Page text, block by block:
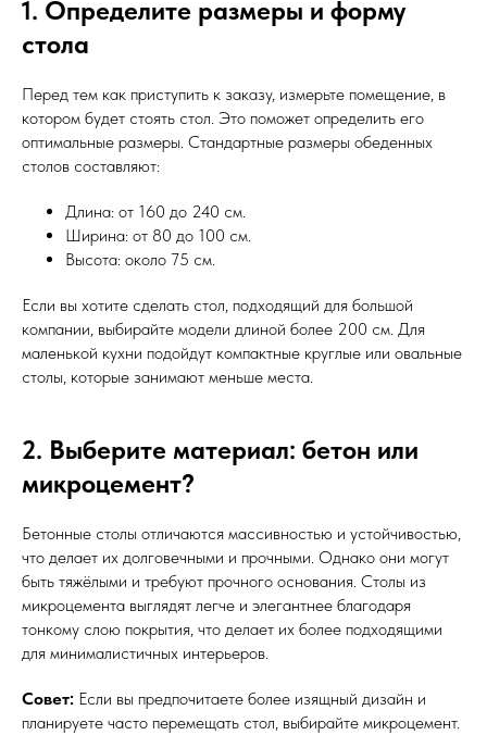
1. Определите размеры и форму
стола
Перед тем как приступить к заказу, измерьте помещение, в
котором будет стоять стол. Это поможет определить его
оптимальные размеры. Стандартные размеры обеденных
столов составляют:
Длина: от 160 до 240 см.
Ширина: от 80 до 100 см.
Высота: около 75 см.
Если вы хотите сделать стол, подходящий для большой
компании, выбирайте модели длиной более 200 см. Для
маленькой кухни подойдут компактные круглые или овальные
столы, которые занимают меньше места.
2. Выберите материал: бетон или
микроцемент?
Бетонные столы отличаются массивностью и устойчивостью,
что делает их долговечными и прочными. Однако они могут
быть тяжёлыми и требуют прочного основания. Столы из
микроцемента выглядят легче и элегантнее благодаря
тонкому слою покрытия, что делает их более подходящими
для минималистичных интерьеров.
Совет: Если вы предпочитаете более изящный дизайн и
планируете часто перемещать стол, выбирайте микроцемент.